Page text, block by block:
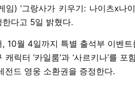
임) ‘그랑사가 키우기: 나이츠x나
한다고 5일 밝혔다.
, 10월 4일까지 특별 출석부 이벤트
캐릭터 ‘카일룸’과 ‘사르키나’를 포함
전드 영웅 소환권을 증정한다.